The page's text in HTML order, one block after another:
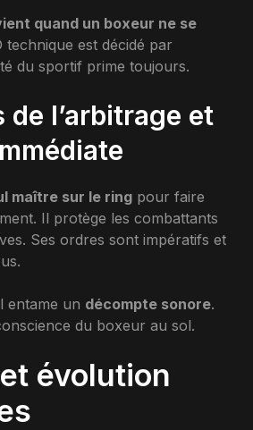
quand un boxeur ne se
technique est décidé par
du sportif prime toujours.
de l’arbitrage et
maître sur le ring pour faire
Il protège les combattants
Ses ordres sont impératifs et
entame un décompte sonore.
du boxeur au sol.
évolution